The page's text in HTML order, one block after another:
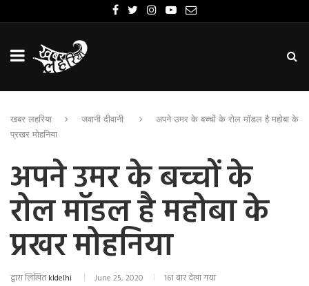
खबर लहरिया जवानी दीवानी
अपने उमर के बच्चों के रोल मॉडल है महोबा के
प्रखर मोहनिया
अपने उमर के बच्चों के
रोल मॉडल है महोबा के
प्रखर मोहनिया
द्वारा लिखितkldelhi June 25, 2020 161 बार देखा गया